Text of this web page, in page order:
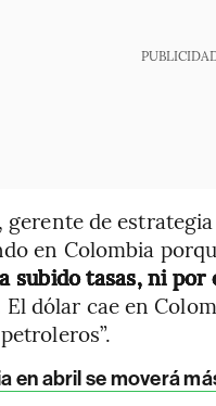
gerente de
en Colombia
subido tasas, ni
El dólar cae en
en abril se moverá